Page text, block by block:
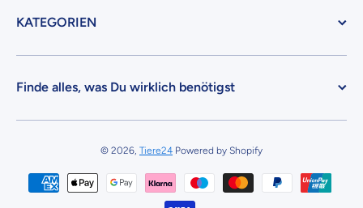
KATEGORIEN
Finde alles, was Du wirklich benötigst
© 2026, Tiere24 Powered by Shopify
Zahlungsmethoden